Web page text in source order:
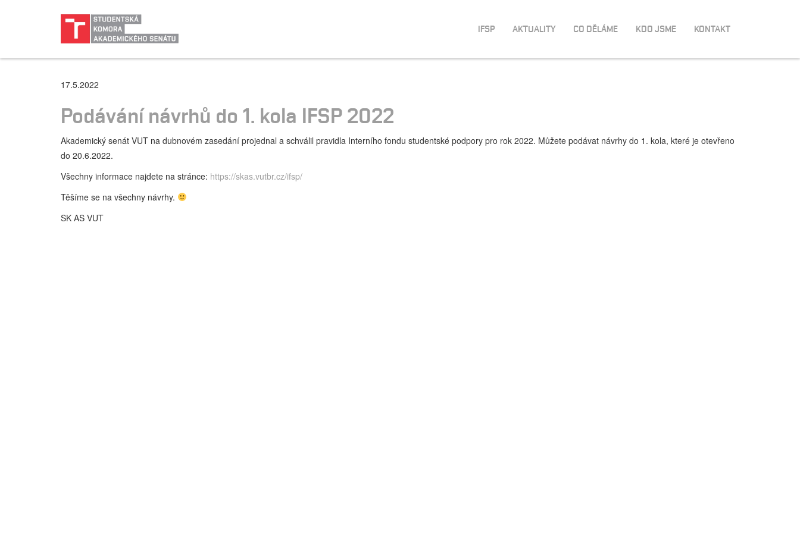
IFSP AKTUALITY CO DĚLÁME KDO JSME KONTAKT
17.5.2022
Podávání návrhů do 1. kola IFSP 2022
Akademický senát VUT na dubnovém zasedání projednal a schválil pravidla Interního fondu studentské podpory pro rok 2022. Můžete podávat návrhy do 1. kola, které je otevřeno
do 20.6.2022.
Všechny informace najdete na stránce: https://skas.vutbr.cz/ifsp/
Těšíme se na všechny návrhy.
SK AS VUT